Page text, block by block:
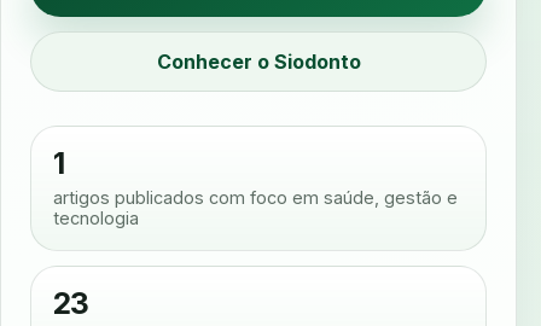
Conhecer o Siodonto
1
artigos publicados com foco em saúde, gestão e
tecnologia
23